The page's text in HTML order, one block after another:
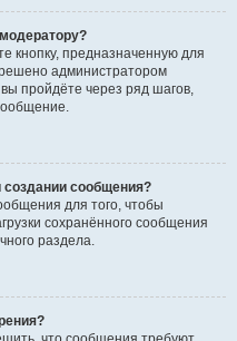
кнопку, предназначенную для
администратором
пройдёте через ряд шагов,
создании сообщения?
для того, чтобы
сохранённого сообщения
раздела.